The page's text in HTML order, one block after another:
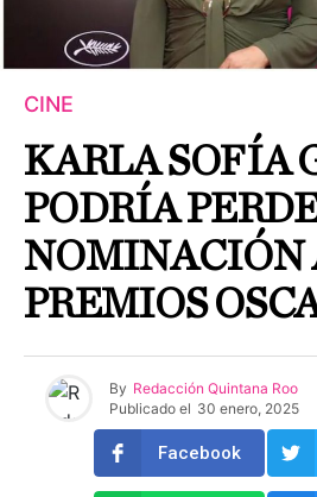
CINE
KARLA SOFÍA
PODRÍA
NOMINACIÓN
PREMIOS
By Redacción Quintana Roo
Publicado el 30 enero, 2025
Facebook